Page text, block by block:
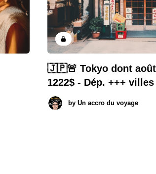
🇯🇵🚨 Tokyo dont août
1222$ - Dép. +++ villes
by Un accro du voyage